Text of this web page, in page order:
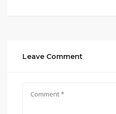
Leave Comment